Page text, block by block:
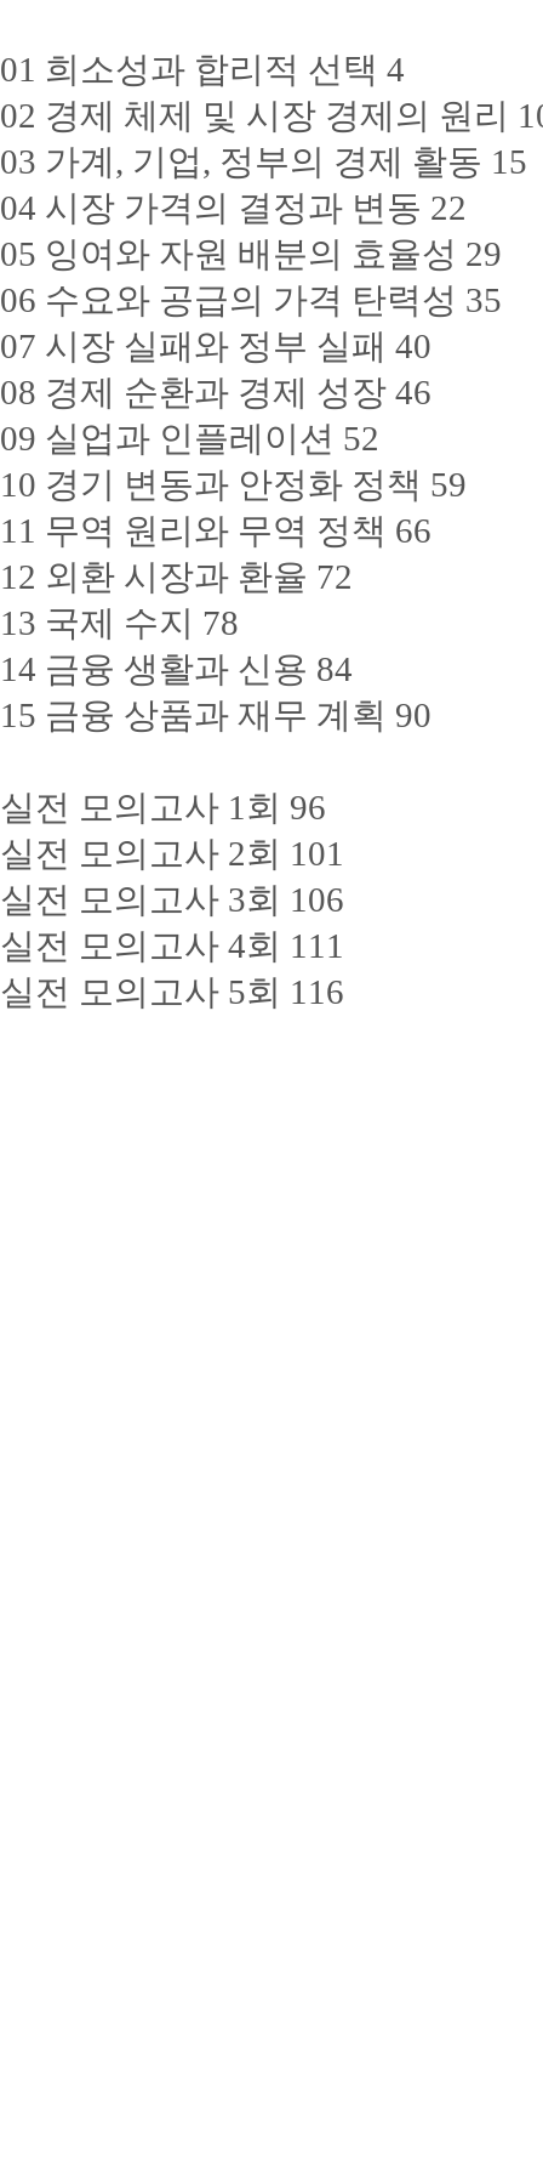
01 희소성과 합리적 선택 4
02 경제 체제 및 시장 경제의 원리
03 가계, 기업, 정부의 경제 활동 15
04 시장 가격의 결정과 변동 22
05 잉여와 자원 배분의 효율성 29
06 수요와 공급의 가격 탄력성 35
07 시장 실패와 정부 실패 40
08 경제 순환과 경제 성장 46
09 실업과 인플레이션 52
10 경기 변동과 안정화 정책 59
11 무역 원리와 무역 정책 66
12 외환 시장과 환율 72
13 국제 수지 78
14 금융 생활과 신용 84
15 금융 상품과 재무 계획 90
실전 모의고사 1회 96
실전 모의고사 2회 101
실전 모의고사 3회 106
실전 모의고사 4회 111
실전 모의고사 5회 116